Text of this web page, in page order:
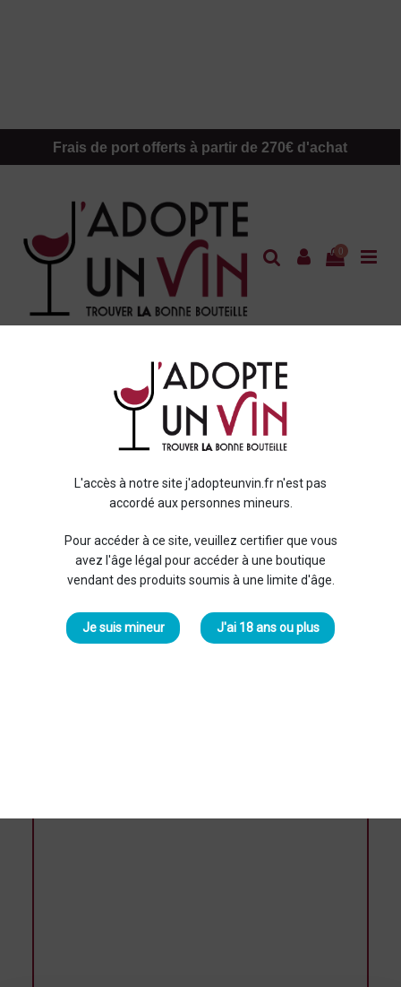
L'accès à notre site j'adopteunvin.fr n'est pas
accordé aux personnes mineurs.
Pour accéder à ce site, veuillez certifier que vous
avez l'âge légal pour accéder à une boutique
vendant des produits soumis à une limite d'âge.
Je suis mineur J'ai 18 ans ou plus
Frais de port offerts à partir de 270€ d'achat
0
Demande particulière
Demande particulière
Vous avez besoin d'aide pour trouver unebouteille,
notre formulaire de contact, nous revenons vers
vous dans les meilleurs délais.